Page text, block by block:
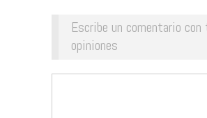
Escribe un comentario
opiniones